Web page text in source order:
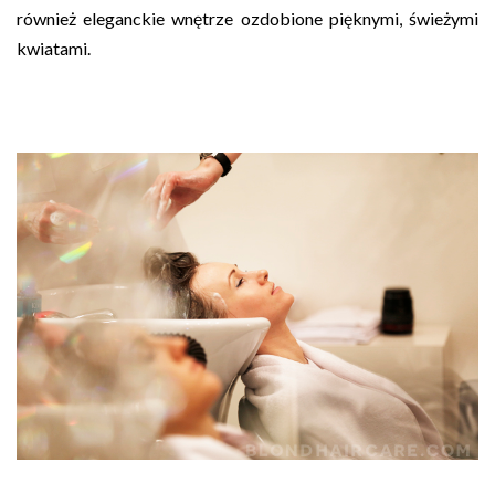
również eleganckie wnętrze ozdobione pięknymi, świeżymi
kwiatami.